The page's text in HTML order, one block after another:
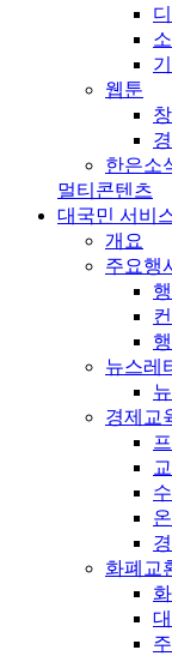
웹툰
한은소
멀티콘텐츠
대국민 서비
개요
주요행
뉴스레
경제교
화폐교